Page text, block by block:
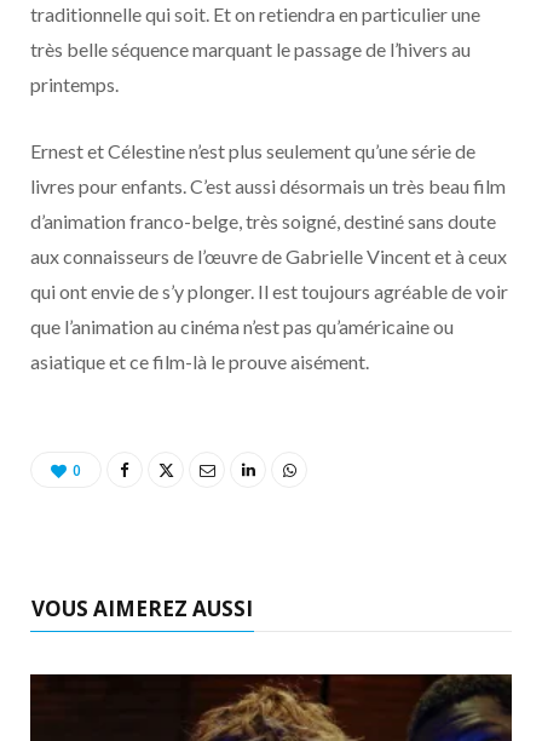
traditionnelle qui soit. Et on retiendra en particulier une
très belle séquence marquant le passage de l’hivers au
printemps.
Ernest et Célestine n’est plus seulement qu’une série de
livres pour enfants. C’est aussi désormais un très beau film
d’animation franco-belge, très soigné, destiné sans doute
aux connaisseurs de l’œuvre de Gabrielle Vincent et à ceux
qui ont envie de s’y plonger. Il est toujours agréable de voir
que l’animation au cinéma n’est pas qu’américaine ou
asiatique et ce film-là le prouve aisément.
0
VOUS AIMEREZ AUSSI